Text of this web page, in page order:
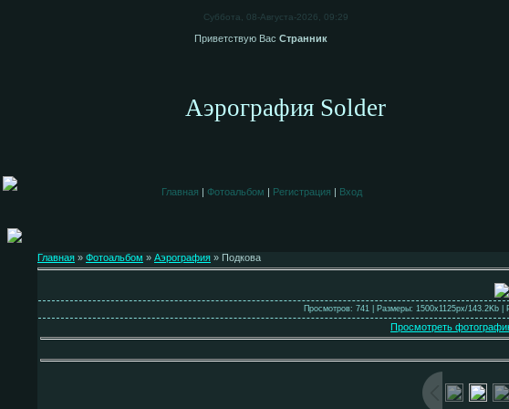
Суббота, 08-Августа-2026, 09:29
Приветствую Вас Странник
Аэрография Solder
Главная | Фотоальбом | Регистрация | Вход
Главная » Фотоальбом » Аэрография » Подкова
Просмотров: 741 | Размеры: 1500x1125px/143.2Kb |
Просмотреть